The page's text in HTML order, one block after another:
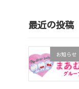
最近の投稿
お知らせ